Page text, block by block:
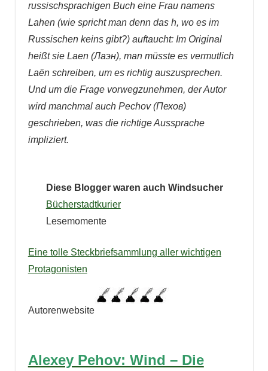
russischsprachigen Buch eine Frau namens
Lahen (wie spricht man denn das h, wo es im
Russischen keins gibt?) auftaucht: Im Original
heißt sie Laen (Лаэн), man müsste es vermutlich
Laën schreiben, um es richtig auszusprechen.
Und um die Frage vorwegzunehmen, der Autor
wird manchmal auch Pechov (Пехов)
geschrieben, was die richtige Aussprache
impliziert.
Diese Blogger waren auch Windsucher
Bücherstadtkurier
Lesemomente
Eine tolle Steckbriefsammlung aller wichtigen
Protagonisten
Autorenwebsite
Alexey Pehov: Wind – Die